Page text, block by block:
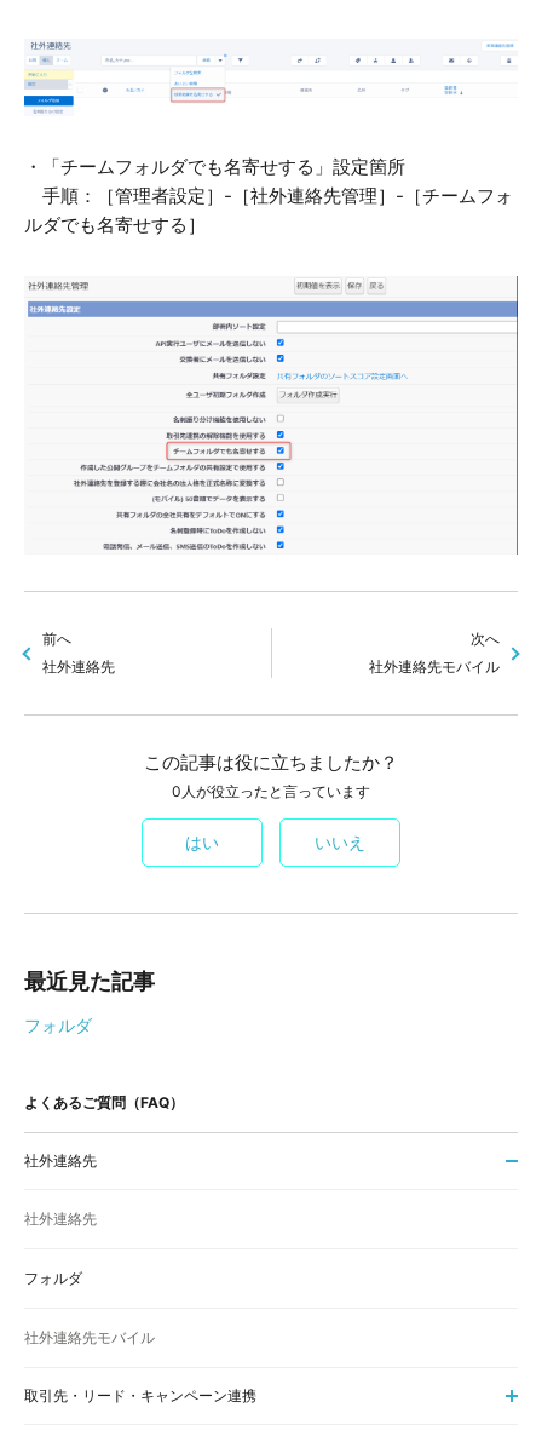
・「チームフォルダでも名寄せする」設定箇所
手順：［管理者設定］-［社外連絡先管理］-［チームフォ
ルダでも名寄せする］
前へ
社外連絡先
次へ
社外連絡先モバイル
この記事は役に立ちましたか？
0人が役立ったと言っています
はい いいえ
最近見た記事
フォルダ
よくあるご質問（FAQ）
社外連絡先
社外連絡先
フォルダ
社外連絡先モバイル
取引先・リード・キャンペーン連携